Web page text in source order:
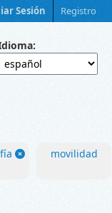
Sesión Registro
movilidad